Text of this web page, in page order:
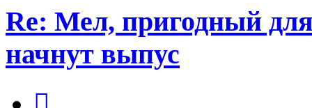
Re: Мел, пригодный
начнут выпус